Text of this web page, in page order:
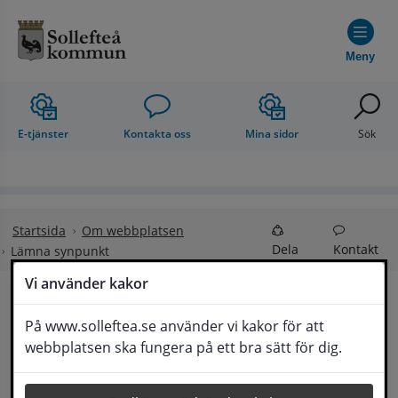
Vi använder kakor
På www.solleftea.se använder vi kakor för att
webbplatsen ska fungera på ett bra sätt för dig.
Meny
E-tjänster Kontakta oss Mina sidor Sök
Startsida
Om webbplatsen
Lämna synpunkt
Dela Kontakt
Lämna synpunkt
Här kan du lämna synpunkter, förslag och